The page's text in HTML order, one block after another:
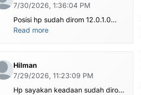
7/30/2026, 1:36:04 PM
Posisi hp sudah dirom 12.0.1.0
.habis ubl apa perlu flash Rom lagi
Read more
Hilman
7/29/2026, 11:23:09 PM
Hp sayakan keadaan sudah dirom